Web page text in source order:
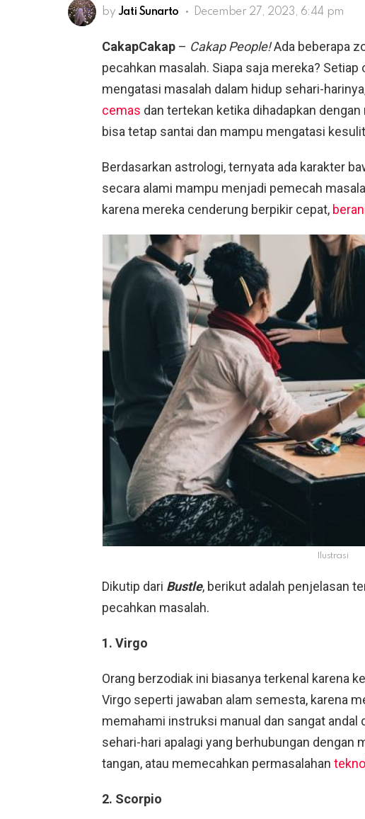
by Jati Sunarto December 27, 2023, 6:44 pm
CakapCakap – Cakap People!Ada beberapa
pecahkan masalah. Siapa saja mereka?
mengatasi masalah dalam hidup sehari-
cemas dan tertekan ketika dihadapkan
bisa tetap santai dan mampu mengatasi
Berdasarkan astrologi, ternyata ada karakter
secara alami mampu menjadi pemecah
karena mereka cenderung berpikir cepat,
Ilustrasi
Dikutip dari Bustle, berikut adalah penjelasan
pecahkan masalah.
1. Virgo
Orang berzodiak ini biasanya terkenal karena
Virgo seperti jawaban alam semesta, karena
memahami instruksi manual dan sangat andal
sehari-hari apalagi yang berhubungan dengan
tangan, atau memecahkan permasalahan
2. Scorpio